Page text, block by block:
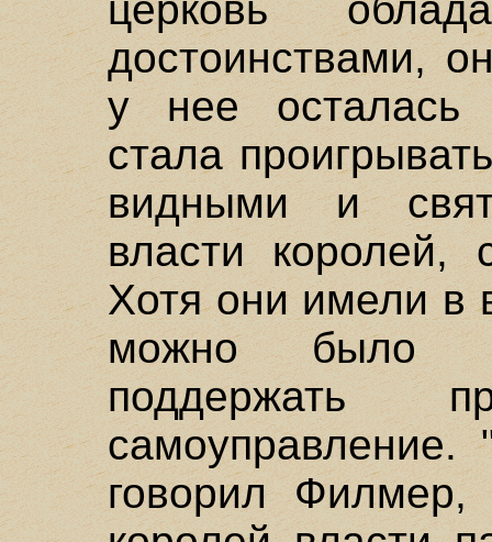
церковь
достоинствами,
у нее осталась
стала
видными и
власти королей,
Хотя они имели в
можно было
поддержать
самоуправление.
говорил Филмер,